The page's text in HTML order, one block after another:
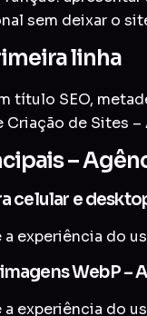
sem deixar o
linha
título SEO,
Criação de Sites
–
celular e
experiência do
WebP
experiência do